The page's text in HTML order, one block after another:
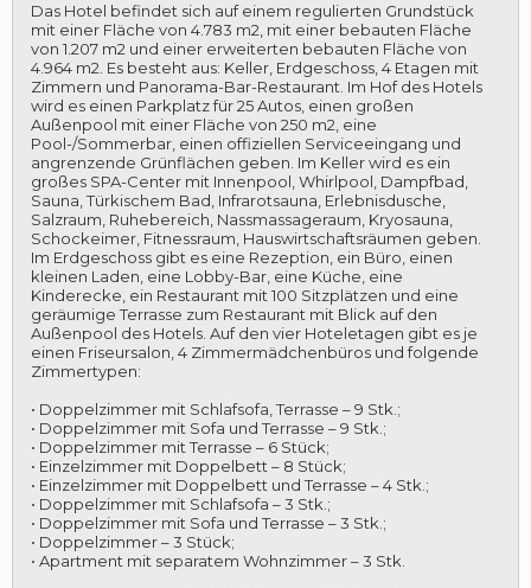
Das Hotel befindet sich auf einem regulierten Grundstück
mit einer Fläche von 4.783 m2, mit einer bebauten Fläche
von 1.207 m2 und einer erweiterten bebauten Fläche von
4.964 m2. Es besteht aus: Keller, Erdgeschoss, 4 Etagen mit
Zimmern und Panorama-Bar-Restaurant. Im Hof des Hotels
wird es einen Parkplatz für 25 Autos, einen großen
Außenpool mit einer Fläche von 250 m2, eine
Pool-/Sommerbar, einen offiziellen Serviceeingang und
angrenzende Grünflächen geben. Im Keller wird es ein
großes SPA-Center mit Innenpool, Whirlpool, Dampfbad,
Sauna, Türkischem Bad, Infrarotsauna, Erlebnisdusche,
Salzraum, Ruhebereich, Nassmassageraum, Kryosauna,
Schockeimer, Fitnessraum, Hauswirtschaftsräumen geben.
Im Erdgeschoss gibt es eine Rezeption, ein Büro, einen
kleinen Laden, eine Lobby-Bar, eine Küche, eine
Kinderecke, ein Restaurant mit 100 Sitzplätzen und eine
geräumige Terrasse zum Restaurant mit Blick auf den
Außenpool des Hotels. Auf den vier Hoteletagen gibt es je
einen Friseursalon, 4 Zimmermädchenbüros und folgende
Zimmertypen:
• Doppelzimmer mit Schlafsofa, Terrasse – 9 Stk.;
• Doppelzimmer mit Sofa und Terrasse – 9 Stk.;
• Doppelzimmer mit Terrasse – 6 Stück;
• Einzelzimmer mit Doppelbett – 8 Stück;
• Einzelzimmer mit Doppelbett und Terrasse – 4 Stk.;
• Doppelzimmer mit Schlafsofa – 3 Stk.;
• Doppelzimmer mit Sofa und Terrasse – 3 Stk.;
• Doppelzimmer – 3 Stück;
• Apartment mit separatem Wohnzimmer – 3 Stk.